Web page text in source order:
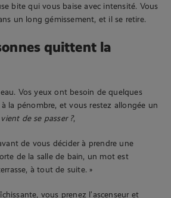
bite qui vous baise avec intensité. Vous
un long gémissement, et il se retire.
quittent la
Vos yeux ont besoin de quelques
la pénombre, et vous restez allongée un
de se passer ?,
de vous décider à prendre une
de la salle de bain, un mot est
à tout de suite. »
vous prenez l’ascenseur et